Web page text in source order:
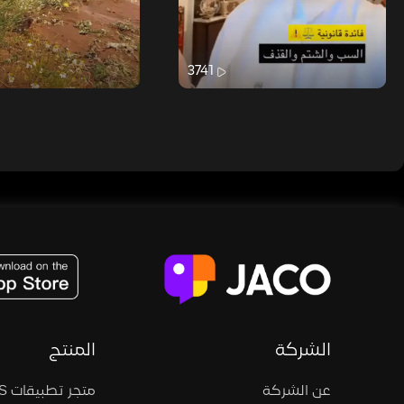
3741
الشركة
عن الشركة
المنتج
متجر تطبيقات iOS